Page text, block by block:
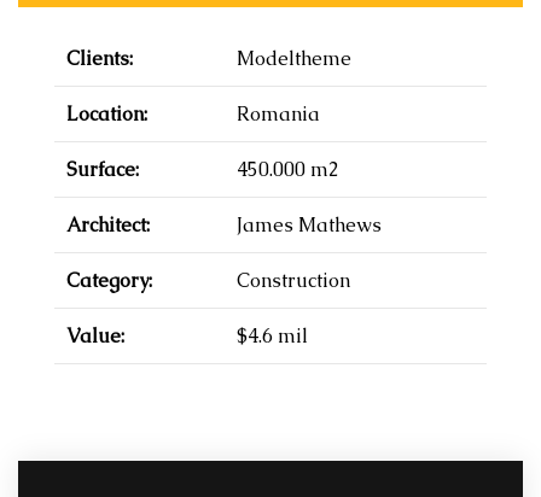
Clients: Modeltheme
Location: Romania
Surface: 450.000 m2
Architect: James Mathews
Category: Construction
Value: $4.6 mil